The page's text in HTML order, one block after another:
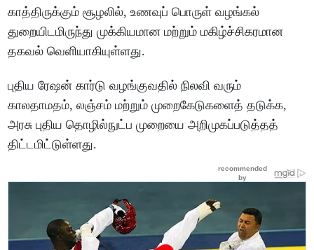
காத்திருக்கும் சூழலில், உணவுப் பொருள் வழங்கல்
துறையிடமிருந்து முக்கியமான மற்றும் மகிழ்ச்சிகரமான
தகவல் வெளியாகியுள்ளது.
புதிய ரேஷன் கார்டு வழங்குவதில் நிலவி வரும்
காலதாமதம், லஞ்சம் மற்றும் முறைகேடுகளைத் தடுக்க,
அரசு புதிய தொழில்நுட்ப முறையை அறிமுகப்படுத்தத்
திட்டமிட்டுள்ளது.